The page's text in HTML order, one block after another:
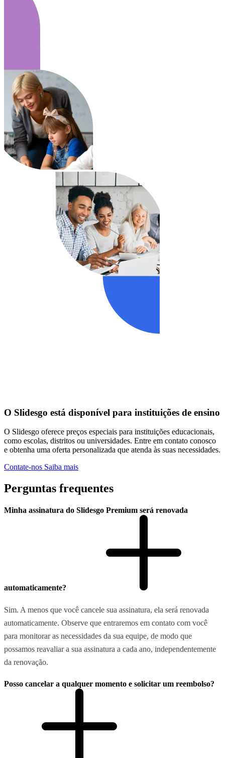
O Slidesgo está disponível para instituições de ensino
O Slidesgo oferece preços especiais para instituições educacionais,
como escolas, distritos ou universidades. Entre em contato conosco
e obtenha uma oferta personalizada que atenda às suas necessidades.
Contate-nos Saiba mais
Perguntas frequentes
Minha assinatura do Slidesgo Premium será renovada
automaticamente?
Sim. A menos que você cancele sua assinatura, ela será renovada
automaticamente. Observe que entraremos em contato com você
para monitorar as necessidades da sua equipe, de modo que
possamos reavaliar a sua assinatura a cada ano, independentemente
da renovação.
Posso cancelar a qualquer momento e solicitar um reembolso?